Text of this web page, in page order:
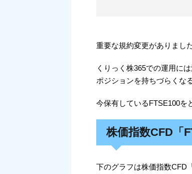
重要な規約変更がありました
くりっく株365での運用に
ポジションを持ちづらくな
今保有しているFTSE100を
株価指数CFD「
下のグラフは株価指数CFD